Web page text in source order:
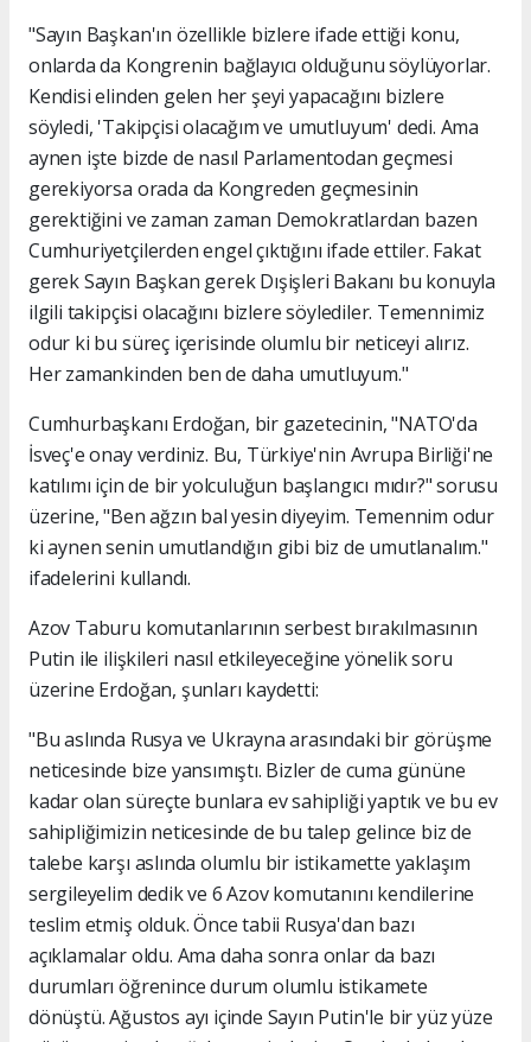
"Sayın Başkan'ın özellikle bizlere ifade ettiği konu,
onlarda da Kongrenin bağlayıcı olduğunu söylüyorlar.
Kendisi elinden gelen her şeyi yapacağını bizlere
söyledi, 'Takipçisi olacağım ve umutluyum' dedi. Ama
aynen işte bizde de nasıl Parlamentodan geçmesi
gerekiyorsa orada da Kongreden geçmesinin
gerektiğini ve zaman zaman Demokratlardan bazen
Cumhuriyetçilerden engel çıktığını ifade ettiler. Fakat
gerek Sayın Başkan gerek Dışişleri Bakanı bu konuyla
ilgili takipçisi olacağını bizlere söylediler. Temennimiz
odur ki bu süreç içerisinde olumlu bir neticeyi alırız.
Her zamankinden ben de daha umutluyum."
Cumhurbaşkanı Erdoğan, bir gazetecinin, "NATO'da
İsveç'e onay verdiniz. Bu, Türkiye'nin Avrupa Birliği'ne
katılımı için de bir yolculuğun başlangıcı mıdır?" sorusu
üzerine, "Ben ağzın bal yesin diyeyim. Temennim odur
ki aynen senin umutlandığın gibi biz de umutlanalım."
ifadelerini kullandı.
Azov Taburu komutanlarının serbest bırakılmasının
Putin ile ilişkileri nasıl etkileyeceğine yönelik soru
üzerine Erdoğan, şunları kaydetti:
"Bu aslında Rusya ve Ukrayna arasındaki bir görüşme
neticesinde bize yansımıştı. Bizler de cuma gününe
kadar olan süreçte bunlara ev sahipliği yaptık ve bu ev
sahipliğimizin neticesinde de bu talep gelince biz de
talebe karşı aslında olumlu bir istikamette yaklaşım
sergileyelim dedik ve 6 Azov komutanını kendilerine
teslim etmiş olduk. Önce tabii Rusya'dan bazı
açıklamalar oldu. Ama daha sonra onlar da bazı
durumları öğrenince durum olumlu istikamete
dönüştü. Ağustos ayı içinde Sayın Putin'le bir yüz yüze